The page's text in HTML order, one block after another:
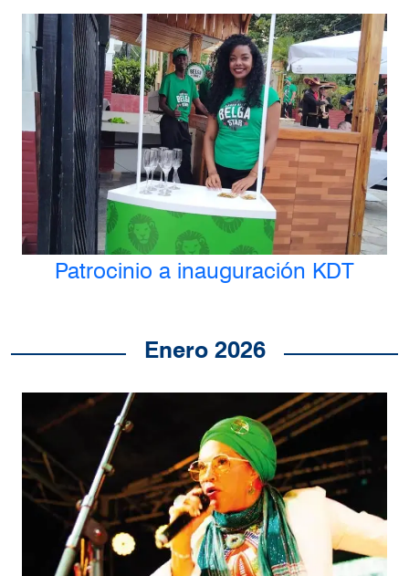
Patrocinio a inauguración KDT
Enero 2026